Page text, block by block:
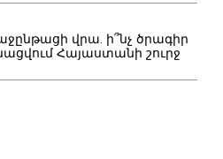
վրա. ի՞նչ ծրագիր
Հայաստանի շուրջ